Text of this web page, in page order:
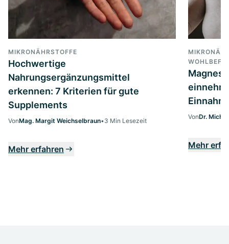
MIKRONÄHRSTOFFE
Hochwertige
Nahrungsergänzungsmittel
erkennen: 7 Kriterien für gute
Supplements
VonMag. Margit Weichselbraun•3 Min Lesezeit
Mehr erfahren
VonDr.
Mehr